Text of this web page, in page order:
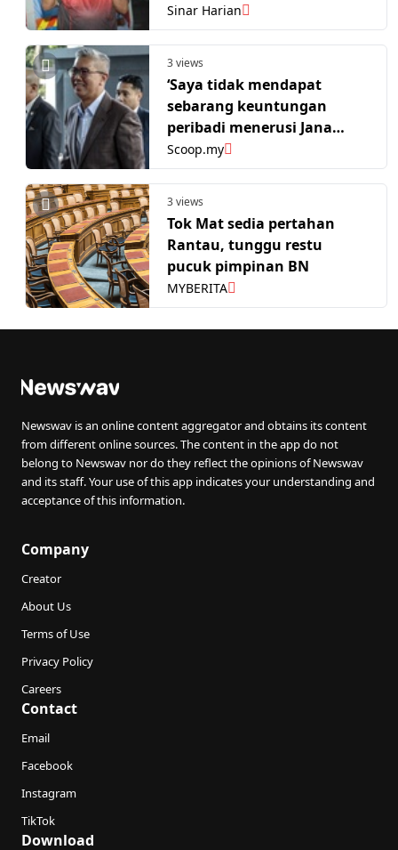
Sinar Harian
3 views
‘Saya tidak mendapat
sebarang keuntungan
peribadi menerusi Jana
Wibawa’: Zafrul
Scoop.my
3 views
Tok Mat sedia pertahan
Rantau, tunggu restu
pucuk pimpinan BN
MYBERITA
Newswav is an online content aggregator and obtains its content
from different online sources. The content in the app do not
belong to Newswav nor do they reflect the opinions of Newswav
and its staff. Your use of this app indicates your understanding and
acceptance of this information.
Company
Creator
About Us
Terms of Use
Privacy Policy
Careers
Contact
Email
Facebook
Instagram
TikTok
Download